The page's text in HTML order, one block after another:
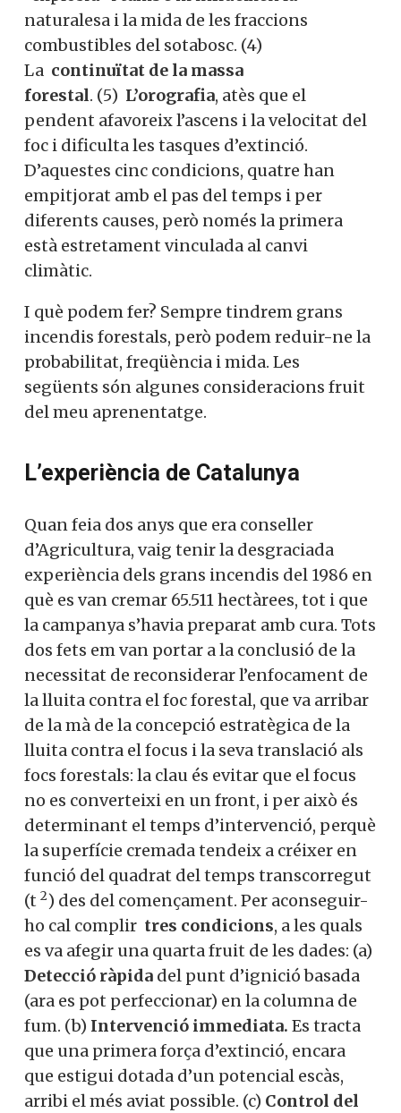
naturalesa i la mida de les fraccions
combustibles del sotabosc. (4)
La continuïtat de la massa
forestal. (5) L’orografia, atès que el
pendent afavoreix l’ascens i la velocitat del
foc i dificulta les tasques d’extinció.
D’aquestes cinc condicions, quatre han
empitjorat amb el pas del temps i per
diferents causes, però només la primera
està estretament vinculada al canvi
climàtic.
I què podem fer? Sempre tindrem grans
incendis forestals, però podem reduir-ne la
probabilitat, freqüència i mida. Les
següents són algunes consideracions fruit
del meu aprenentatge.
L’experiència de Catalunya
Quan feia dos anys que era conseller
d’Agricultura, vaig tenir la desgraciada
experiència dels grans incendis del 1986 en
què es van cremar 65.511 hectàrees, tot i que
la campanya s’havia preparat amb cura. Tots
dos fets em van portar a la conclusió de la
necessitat de reconsiderar l’enfocament de
la lluita contra el foc forestal, que va arribar
de la mà de la concepció estratègica de la
lluita contra el focus i la seva translació als
focs forestals: la clau és evitar que el focus
no es converteixi en un front, i per això és
determinant el temps d’intervenció, perquè
la superfície cremada tendeix a créixer en
funció del quadrat del temps transcorregut
(t 2) des del començament. Per aconseguir-
ho cal complir tres condicions, a les quals
es va afegir una quarta fruit de les dades: (a)
Detecció ràpida del punt d’ignició basada
(ara es pot perfeccionar) en la columna de
fum. (b) Intervenció immediata. Es tracta
que una primera força d’extinció, encara
que estigui dotada d’un potencial escàs,
arribi el més aviat possible. (c) Control del